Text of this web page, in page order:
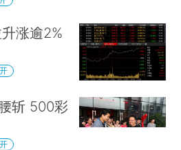
涨逾2%
斩 500彩